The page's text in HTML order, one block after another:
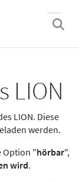
LION
LION. Diese
werden.
Option "hörbar",
wird.